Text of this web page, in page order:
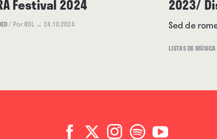
(más onírica), situadas
la torrencialidad de la
al álbum con un mínimo
Festival 2024
/ Por RDL → 24.10.2024
2023/
Sed de
LISTAS DE MÚSICA